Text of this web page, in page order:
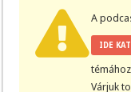
A
IDE
Várjuk